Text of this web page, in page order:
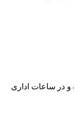
و در ساعات اداری